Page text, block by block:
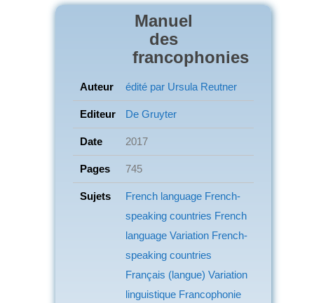
Manuel
des
francophonies
Auteur édité par Ursula Reutner
Editeur De Gruyter
Date 2017
Pages 745
Sujets French language French-
speaking countries French
language Variation French-
speaking countries
Français (langue) Variation
linguistique Francophonie